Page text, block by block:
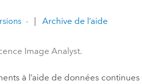
technologiques
Archive de l’aide
Image Analyst.
à l’aide de données